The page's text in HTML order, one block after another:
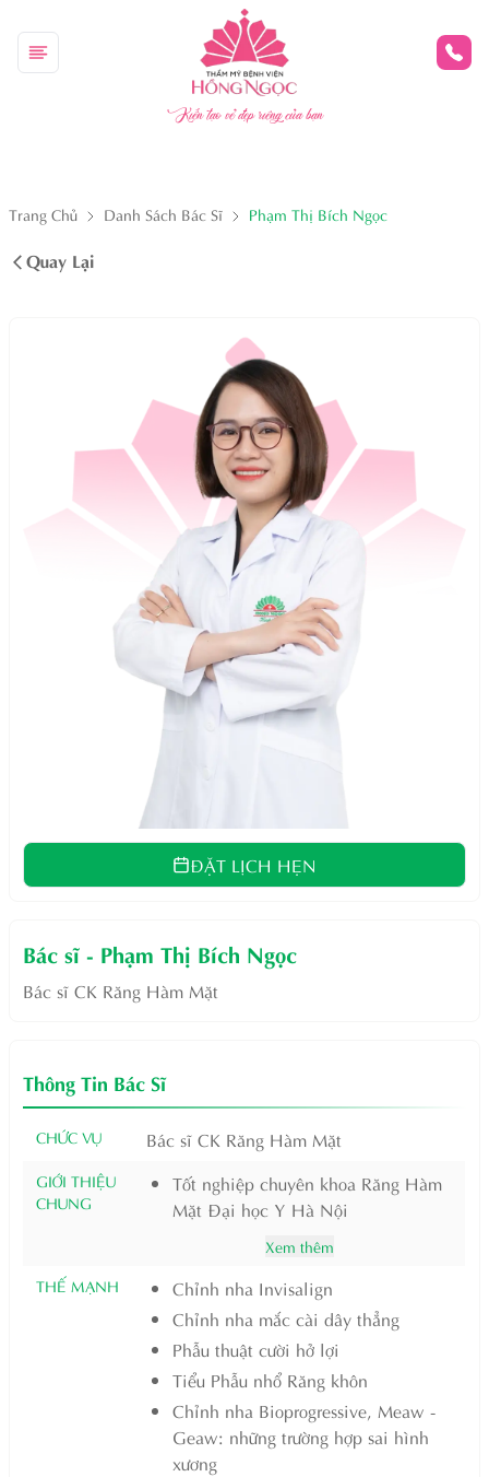
Kiến tạo vẻ đẹp riêng của bạn
Trang Chủ Danh Sách Bác Sĩ Phạm Thị Bích Ngọc
Quay Lại
ĐẶT LỊCH HẸN
Bác sĩ - Phạm Thị Bích Ngọc
Bác sĩ CK Răng Hàm Mặt
Thông Tin Bác Sĩ
CHỨC VỤ Bác sĩ CK Răng Hàm Mặt
GIỚI THIỆU
CHUNG
Tốt nghiệp chuyên khoa Răng Hàm
Mặt Đại học Y Hà Nội
Xem thêm
THẾ MẠNH
Chỉnh nha Invisalign
Chỉnh nha mắc cài dây thẳng
Phẫu thuật cười hở lợi
Tiểu Phẫu nhổ Răng khôn
Chỉnh nha Bioprogressive, Meaw -
Geaw: những trường hợp sai hình
xương